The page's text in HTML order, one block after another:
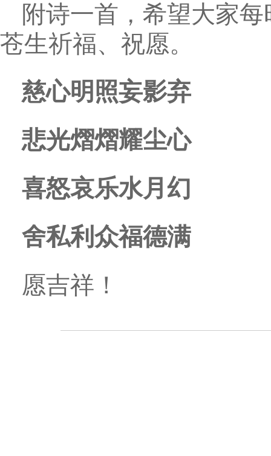
附诗一首，希望大家
苍生祈福、祝愿。
慈心明照妄影弃
悲光熠熠耀尘心
喜怒哀乐水月幻
舍私利众福德满
愿吉祥！